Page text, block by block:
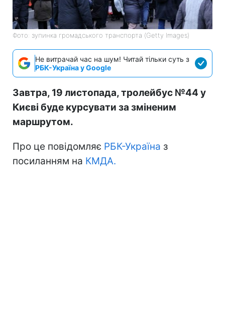
Фото: зупинка громадського транспорта (Getty Images)
Не витрачай час на шум! Читай тільки суть з
РБК-Україна у Google
Завтра, 19 листопада, тролейбус №44 у
Києві буде курсувати за зміненим
маршрутом.
Про це повідомляє РБК-Україна з
посиланням на КМДА.